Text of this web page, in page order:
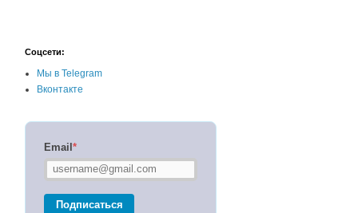
Соцсети:
Мы в Telegram
Вконтакте
Email*
Подписаться